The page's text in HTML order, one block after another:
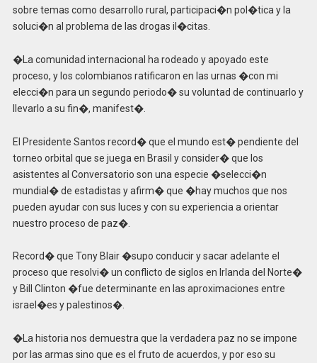
sobre temas como desarrollo rural, participaci�n pol�tica y la
soluci�n al problema de las drogas il�citas.
�La comunidad internacional ha rodeado y apoyado este
proceso, y los colombianos ratificaron en las urnas �con mi
elecci�n para un segundo periodo� su voluntad de continuarlo y
llevarlo a su fin�, manifest�.
El Presidente Santos record� que el mundo est� pendiente del
torneo orbital que se juega en Brasil y consider� que los
asistentes al Conversatorio son una especie �selecci�n
mundial� de estadistas y afirm� que �hay muchos que nos
pueden ayudar con sus luces y con su experiencia a orientar
nuestro proceso de paz�.
Record� que Tony Blair �supo conducir y sacar adelante el
proceso que resolvi� un conflicto de siglos en Irlanda del Norte�
y Bill Clinton �fue determinante en las aproximaciones entre
israel�es y palestinos�.
�La historia nos demuestra que la verdadera paz no se impone
por las armas sino que es el fruto de acuerdos, y por eso su